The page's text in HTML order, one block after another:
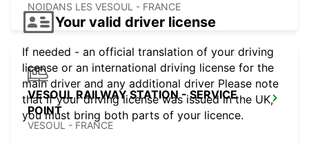
NOIDANS LES VESOUL - FRANCE
VESOUL RAILWAY STATION - SERVICE
POINT
VESOUL - FRANCE
Your valid driver license
If needed - an official translation of your driving
license or an international driving license for the
main driver and any additional driver Please note
that if your driving license was issued in the UK,
you must bring both parts of your licence.